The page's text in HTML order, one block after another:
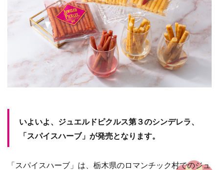
いよいよ、ジュエルドピクルス第３のシンデレラ、
「スパイスハーブ」が発売となります。
「スパイスハーブ」は、栃木県のロマンチック村でのジュ